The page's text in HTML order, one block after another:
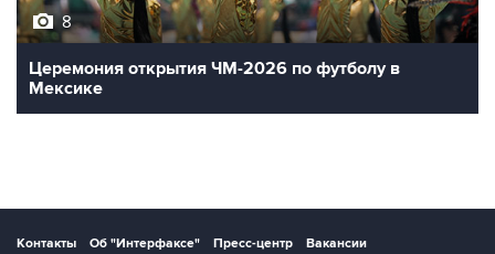
8
Церемония открытия ЧМ-2026 по футболу в
Мексике
Контакты Об "Интерфаксе" Пресс-центр
Вакансии